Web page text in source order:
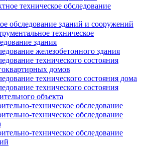
техническое обследование
обследование зданий и сооружений
техническое
здания
железобетонного здания
технического состояния
домов
технического состояния дома
технического состояния
объекта
техническое обследование
техническое обследование
техническое обследование